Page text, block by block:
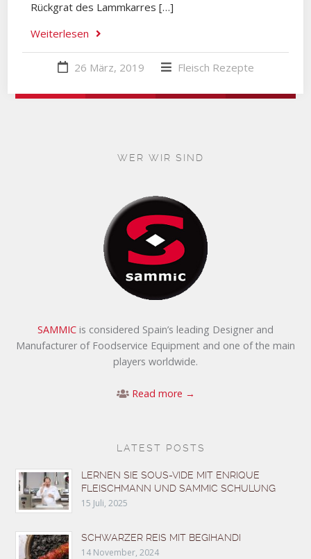
Rückgrat des Lammkarres […]
Weiterlesen
26 März, 2019 Fleisch Rezepte
WER WIR SIND
SAMMIC is considered Spain’s leading Designer and
Manufacturer of Foodservice Equipment and one of the main
players worldwide.
Read more →
LATEST POSTS
LERNEN SIE SOUS-VIDE MIT ENRIQUE
FLEISCHMANN UND SAMMIC SCHULUNG
15 Juli, 2025
SCHWARZER REIS MIT BEGIHANDI
14 November, 2024